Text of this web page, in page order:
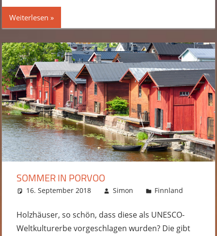
Weiterlesen
SOMMER IN PORVOO
16. September 2018 Simon
Finnland
Holzhäuser, so schön, dass diese als UNESCO-
Weltkulturerbe vorgeschlagen wurden? Die gibt